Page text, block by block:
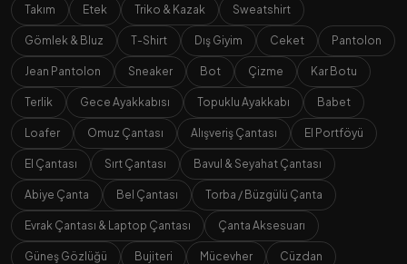
Takım Etek Triko & Kazak Sweatshirt
Gömlek & Bluz T-Shirt Dış Giyim Ceket Pantolon
Jean Pantolon Sneaker Bot Çizme Kar Botu
Terlik Gece Ayakkabısı Topuklu Ayakkabı Babet
Loafer Omuz Çantası Alışveriş Çantası El Portföyü
El Çantası Sırt Çantası Bavul & Seyahat Çantası
Abiye Çanta Bel Çantası Torba / Büzgülü Çanta
Evrak Çantası & Laptop Çantası Çanta Aksesuarı
Güneş Gözlüğü Bujiteri Mücevher Cüzdan